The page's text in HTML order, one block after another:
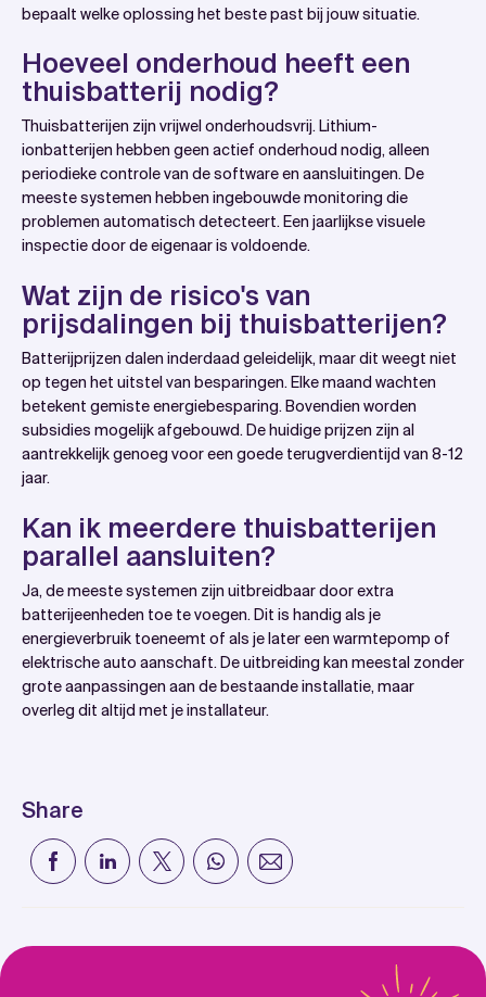
bepaalt welke oplossing het beste past bij jouw situatie.
Hoeveel onderhoud heeft een
thuisbatterij nodig?
Thuisbatterijen zijn vrijwel onderhoudsvrij. Lithium-
ionbatterijen hebben geen actief onderhoud nodig, alleen
periodieke controle van de software en aansluitingen. De
meeste systemen hebben ingebouwde monitoring die
problemen automatisch detecteert. Een jaarlijkse visuele
inspectie door de eigenaar is voldoende.
Wat zijn de risico's van
prijsdalingen bij thuisbatterijen?
Batterijprijzen dalen inderdaad geleidelijk, maar dit weegt niet
op tegen het uitstel van besparingen. Elke maand wachten
betekent gemiste energiebesparing. Bovendien worden
subsidies mogelijk afgebouwd. De huidige prijzen zijn al
aantrekkelijk genoeg voor een goede terugverdientijd van 8-12
jaar.
Kan ik meerdere thuisbatterijen
parallel aansluiten?
Ja, de meeste systemen zijn uitbreidbaar door extra
batterijeenheden toe te voegen. Dit is handig als je
energieverbruik toeneemt of als je later een warmtepomp of
elektrische auto aanschaft. De uitbreiding kan meestal zonder
grote aanpassingen aan de bestaande installatie, maar
overleg dit altijd met je installateur.
Share